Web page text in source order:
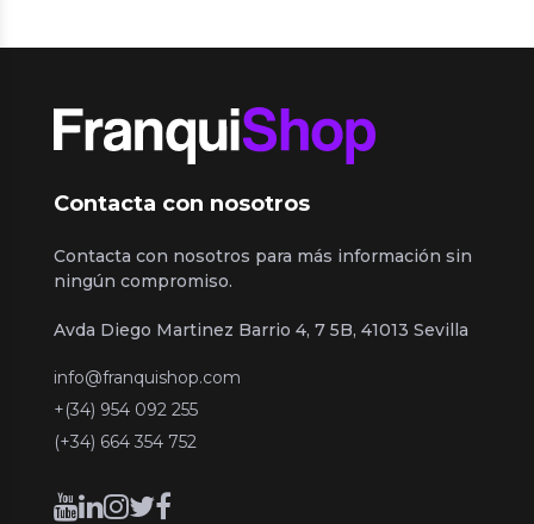
Contacta con nosotros
Contacta con nosotros para más información sin
ningún compromiso.
Avda Diego Martinez Barrio 4, 7 5B, 41013 Sevilla
info@franquishop.com
+(34) 954 092 255
(+34) 664 354 752